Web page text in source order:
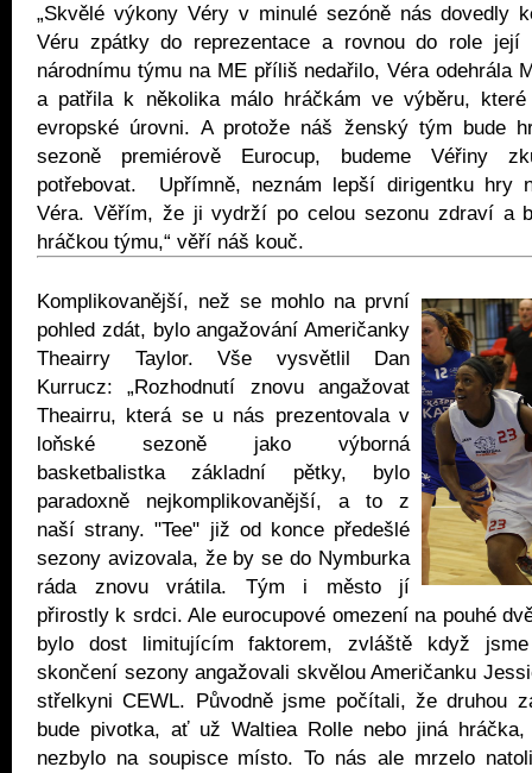
„Skvělé výkony Véry v minulé sezóně nás dovedly
Véru zpátky do reprezentace a rovnou do role její
národnímu týmu na ME příliš nedařilo, Véra odehrála
a patřila k několika málo hráčkám ve výběru,
evropské úrovni. A protože náš ženský tým bude
sezoně premiérově Eurocup, budeme Véřiny
potřebovat. Upřímně, neznám lepší dirigentku hry
Véra. Věřím, že ji vydrží po celou sezonu zdraví a
hráčkou týmu,“ věří náš kouč.
Komplikovanější, než se mohlo na první
pohled zdát, bylo angažování Američanky
Theairry Taylor. Vše vysvětlil Dan
Kurrucz: „Rozhodnutí znovu angažovat
Theairru, která se u nás prezentovala v
loňské sezoně jako výborná
basketbalistka základní pětky, bylo
paradoxně nejkomplikovanější, a to z
naší strany. "Tee" již od konce předešlé
sezony avizovala, že by se do Nymburka
ráda znovu vrátila. Tým i město jí
přirostly k srdci. Ale eurocupové omezení na pouhé
bylo dost limitujícím faktorem, zvláště když
skončení sezony angažovali skvělou Američanku
střelkyni CEWL. Původně jsme počítali, že druhou
bude pivotka, ať už Waltiea Rolle nebo jiná
nezbylo na soupisce místo. To nás ale mrzelo